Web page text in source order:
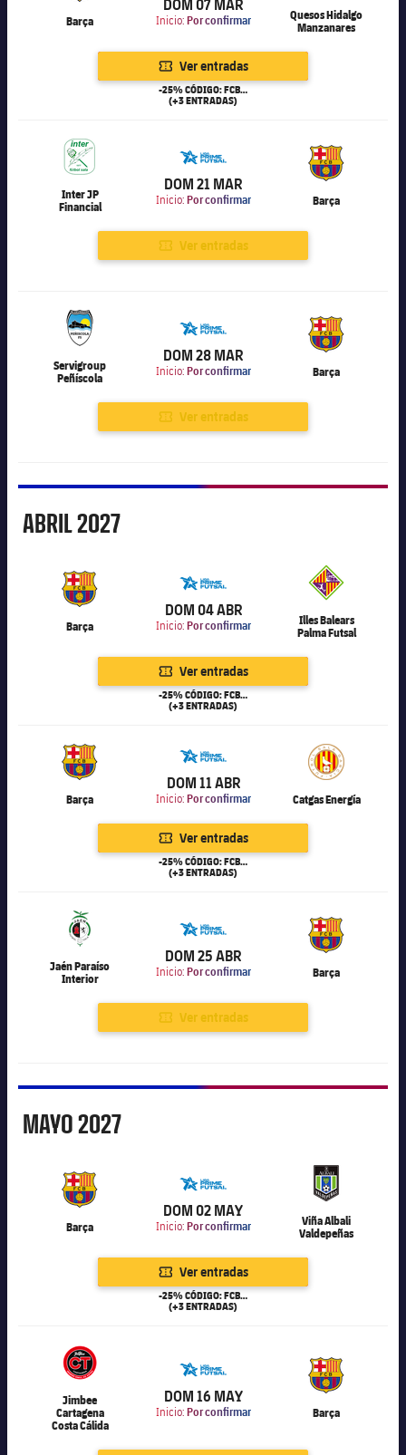
Barça
DOM 07 MAR
Inicio: Por confirmar
Quesos Hidalgo
Manzanares
Ver entradas
-25% CÓDIGO: FCB25
(+3 ENTRADAS)
Inter JP
Financial
6.000
DOM 21 MAR
Inicio: Por confirmar Barça
Ver entradas
Servigroup
Peñíscola
6.000
DOM 28 MAR
Inicio: Por confirmar Barça
Ver entradas
Abril
ABRIL2027
Barça
6.000
DOM 04 ABR
Inicio: Por confirmar
Illes Balears
Palma Futsal
Ver entradas
-25% CÓDIGO: FCB25
(+3 ENTRADAS)
Barça
6.000
DOM 11 ABR
Inicio: Por confirmar Catgas Energía
Ver entradas
-25% CÓDIGO: FCB25
(+3 ENTRADAS)
Jaén Paraíso
Interior
6.000
DOM 25 ABR
Inicio: Por confirmar Barça
Ver entradas
Mayo
MAYO2027
Barça
6.000
DOM 02 MAY
Inicio: Por confirmar
Viña Albali
Valdepeñas
Ver entradas
-25% CÓDIGO: FCB25
(+3 ENTRADAS)
Jimbee
Cartagena
Costa Cálida
6.000
DOM 16 MAY
Inicio: Por confirmar Barça